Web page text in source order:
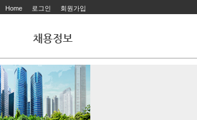
Home 로그인 회원가입
채용정보